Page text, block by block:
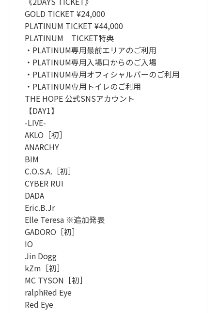
GOLD TICKET ¥24,000
PLATINUM TICKET ¥44,000
PLATINUM TICKET特典
・PLATINUM専用最前エリアのご利用
・PLATINUM専用入場口からのご入場
・PLATINUM専用オフィシャルバーのご利用
・PLATINUM専用トイレのご利用
THE HOPE 公式SNSアカウント
【DAY1】
-LIVE-
AKLO［初］
ANARCHY
BIM
C.O.S.A.［初］
CYBER RUI
DADA
Eric.B.Jr
Elle Teresa ※追加発表
GADORO［初］
IO
Jin Dogg
kZm［初］
MC TYSON［初］
ralphRed Eye
Red Eye